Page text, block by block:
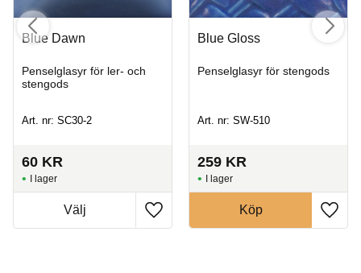
Blue Dawn
Penselglasyr för ler- och
stengods
Art. nr: SC30-2
60 KR
I lager
Blue Gloss
Penselglasyr för stengods
Art. nr: SW-510
259 KR
I lager
Köp